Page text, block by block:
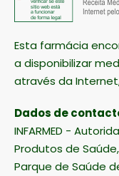
Esta farmácia
a disponibilizar
através da
Dados de
INFARMED -
Produtos de Saúde,
Parque de Saúde